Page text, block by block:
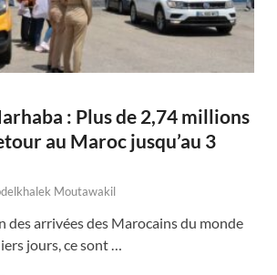
: Plus de 2,74 millions
au Maroc jusqu’au 3
Moutawakil
des arrivées des Marocains du monde
jours, ce sont …